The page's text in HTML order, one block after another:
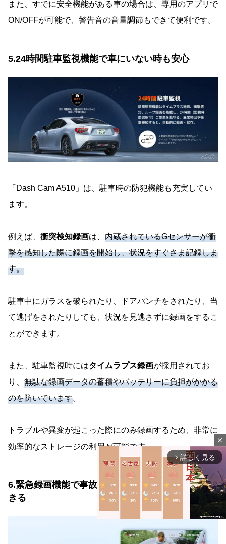
また、すでに安全機能がある車の場合は、専用のアプリで
ON/OFFが可能で、警告音の音量調節もできて便利です。
5.24時間駐車監視機能で車にいない時も安心
「Dash Cam A510」は、駐車時の防犯機能も充実してい
ます。
例えば、 衝突検知録画は、 内蔵されているGセンサーが衝
撃を感知した際に録画を開始し、状況をすぐさま記録しま
す。
駐車中にガラスを破られたり、ドアパンチをされたり、当
て逃げをされたりしても、状況を見逃さずに録画をするこ
とができます。
また、駐車監視時にはタイムラプス録画が採用されてお
り、 無駄な録画データの蓄積やバッテリーに負担がかかる
のを防いでいます。
トラブルや異変が起こった際にのみ録画するため、非常に
効率的なストレージの利用が可能です。
6.緊急録画機能で事故時の証拠をより確実に保存で
きる
close
arrow_forward_ios 詳しく見る